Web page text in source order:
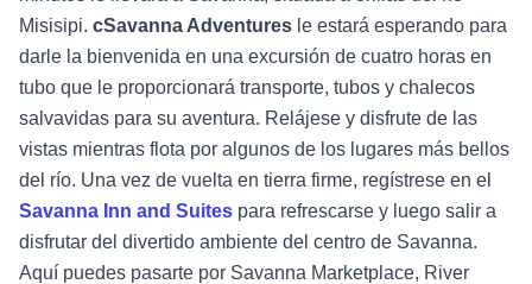
Misisipi. cSavanna Adventures le estará esperando para
darle la bienvenida en una excursión de cuatro horas en
tubo que le proporcionará transporte, tubos y chalecos
salvavidas para su aventura. Relájese y disfrute de las
vistas mientras flota por algunos de los lugares más bellos
del río. Una vez de vuelta en tierra firme, regístrese en el
Savanna Inn and Suites para refrescarse y luego salir a
disfrutar del divertido ambiente del centro de Savanna.
Aquí puedes pasarte por Savanna Marketplace, River